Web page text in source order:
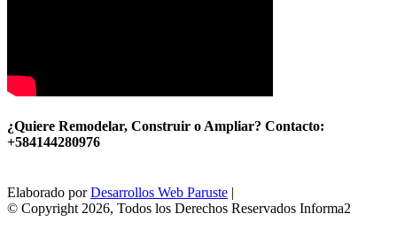
¿Quiere Remodelar, Construir o Ampliar? Contacto:
+584144280976
Elaborado porDesarrollos Web Paruste |
© Copyright 2026, Todos los Derechos Reservados Informa2